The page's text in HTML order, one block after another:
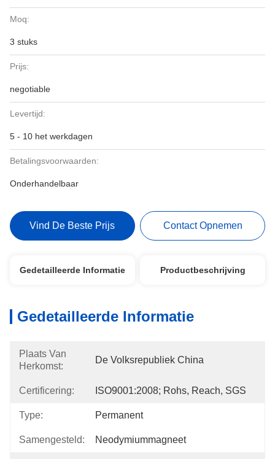
Moq:
3 stuks
Prijs:
negotiable
Levertijd:
5 - 10 het werkdagen
Betalingsvoorwaarden:
Onderhandelbaar
Vind De Beste Prijs Contact Opnemen
Gedetailleerde Informatie Productbeschrijving
Gedetailleerde Informatie
Plaats Van
Herkomst:
De Volksrepubliek China
Certificering: ISO9001:2008; Rohs, Reach, SGS
Type: Permanent
Samengesteld: Neodymiummagneet